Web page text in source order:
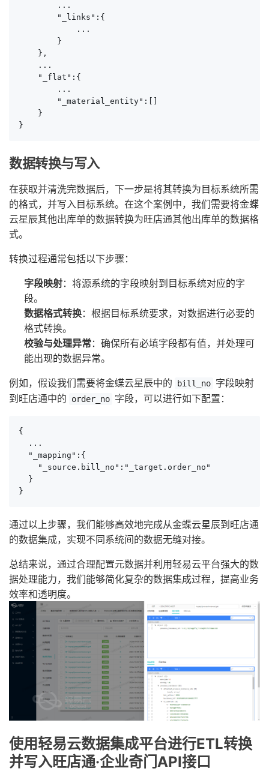
        ...
        "_links":{
            ...
        }
    },
    ...
    "_flat":{
        ...
        "_material_entity":[]
    }
}
数据转换与写入
在获取并清洗完数据后，下一步是将其转换为目标系统所需
的格式，并写入目标系统。在这个案例中，我们需要将金蝶
云星辰其他出库单的数据转换为旺店通其他出库单的数据格
式。
转换过程通常包括以下步骤：
字段映射：将源系统的字段映射到目标系统对应的字
段。
数据格式转换：根据目标系统要求，对数据进行必要的
格式转换。
校验与处理异常：确保所有必填字段都有值，并处理可
能出现的数据异常。
例如，假设我们需要将金蝶云星辰中的
bill_no 字段映射
到旺店通中的
order_no 字段，可以进行如下配置：
{
  ...
  "_mapping":{
    "_source.bill_no":"_target.order_no"
  }
}
通过以上步骤，我们能够高效地完成从金蝶云星辰到旺店通
的数据集成，实现不同系统间的数据无缝对接。
总结来说，通过合理配置元数据并利用轻易云平台强大的数
据处理能力，我们能够简化复杂的数据集成过程，提高业务
效率和透明度。
使用轻易云数据集成平台进行ETL转换
并写入旺店通·企业奇门API接口